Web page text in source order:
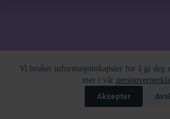
Vi bruker informasjonskapsler for å gi deg
mer i vår
Aksepter